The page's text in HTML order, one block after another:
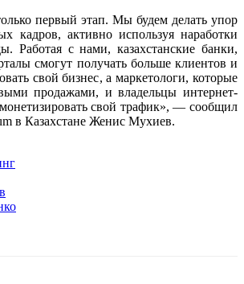
первый этап. Мы будем делать упор
кадров, активно используя наработки
Работая с нами, казахстанские банки,
смогут получать больше клиентов и
свой бизнес, а маркетологи, которые
продажами, и владельцы интернет-
свой трафик», — сообщил
в Казахстане Женис Мухиев.